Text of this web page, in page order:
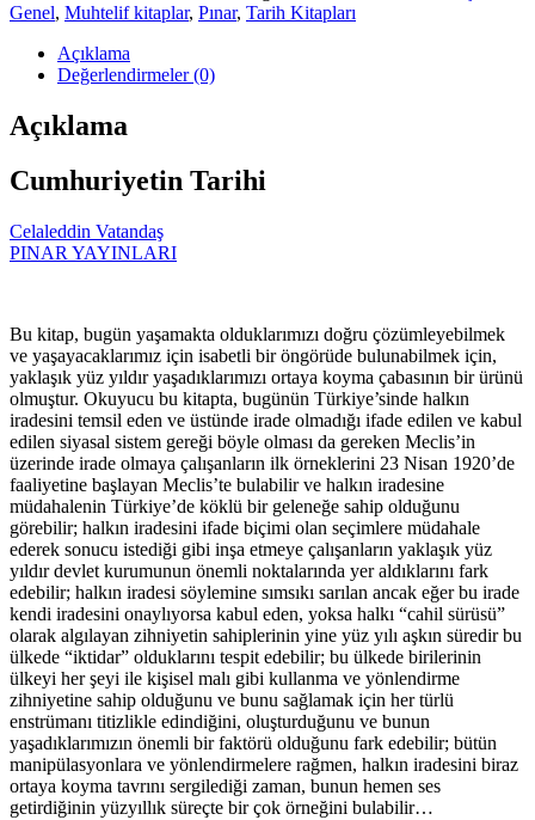
Genel, Muhtelif kitaplar, Pınar, Tarih Kitapları
Açıklama
Değerlendirmeler (0)
Açıklama
Cumhuriyetin Tarihi
Celaleddin Vatandaş
PINAR YAYINLARI
Bu kitap, bugün yaşamakta olduklarımızı doğru çözümleyebilmek
ve yaşayacaklarımız için isabetli bir öngörüde bulunabilmek için,
yaklaşık yüz yıldır yaşadıklarımızı ortaya koyma çabasının bir ürünü
olmuştur. Okuyucu bu kitapta, bugünün Türkiye’sinde halkın
iradesini temsil eden ve üstünde irade olmadığı ifade edilen ve kabul
edilen siyasal sistem gereği böyle olması da gereken Meclis’in
üzerinde irade olmaya çalışanların ilk örneklerini 23 Nisan 1920’de
faaliyetine başlayan Meclis’te bulabilir ve halkın iradesine
müdahalenin Türkiye’de köklü bir geleneğe sahip olduğunu
görebilir; halkın iradesini ifade biçimi olan seçimlere müdahale
ederek sonucu istediği gibi inşa etmeye çalışanların yaklaşık yüz
yıldır devlet kurumunun önemli noktalarında yer aldıklarını fark
edebilir; halkın iradesi söylemine sımsıkı sarılan ancak eğer bu irade
kendi iradesini onaylıyorsa kabul eden, yoksa halkı “cahil sürüsü”
olarak algılayan zihniyetin sahiplerinin yine yüz yılı aşkın süredir bu
ülkede “iktidar” olduklarını tespit edebilir; bu ülkede birilerinin
ülkeyi her şeyi ile kişisel malı gibi kullanma ve yönlendirme
zihniyetine sahip olduğunu ve bunu sağlamak için her türlü
enstrümanı titizlikle edindiğini, oluşturduğunu ve bunun
yaşadıklarımızın önemli bir faktörü olduğunu fark edebilir; bütün
manipülasyonlara ve yönlendirmelere rağmen, halkın iradesini biraz
ortaya koyma tavrını sergilediği zaman, bunun hemen ses
getirdiğinin yüzyıllık süreçte bir çok örneğini bulabilir…